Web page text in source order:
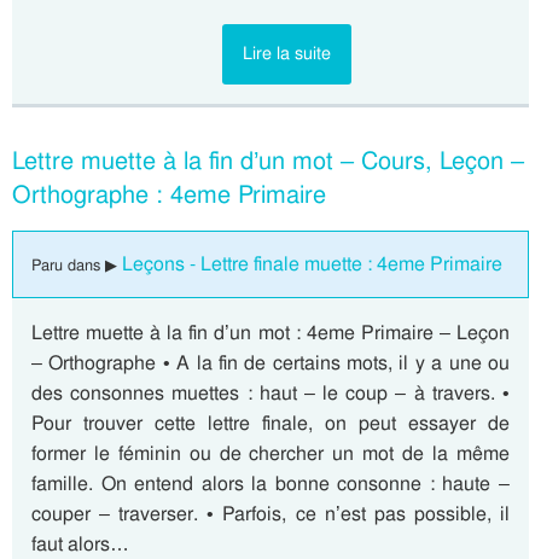
Lire la suite
Lettre muette à la fin d’un mot – Cours, Leçon –
Orthographe : 4eme Primaire
Paru dans ▶ Leçons - Lettre finale muette : 4eme Primaire
Lettre muette à la fin d’un mot : 4eme Primaire – Leçon
– Orthographe • A la fin de certains mots, il y a une ou
des consonnes muettes : haut – le coup – à travers. •
Pour trouver cette lettre finale, on peut essayer de
former le féminin ou de chercher un mot de la même
famille. On entend alors la bonne consonne : haute –
couper – traverser. • Parfois, ce n’est pas possible, il
faut alors…